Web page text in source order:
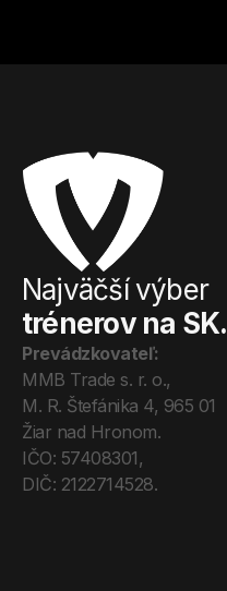
Najväčší výber
trénerov na SK.
Prevádzkovateľ:
MMB Trade s. r. o.,
M. R. Štefánika 4, 965 01
Žiar nad Hronom.
IČO: 57408301,
DIČ: 2122714528.